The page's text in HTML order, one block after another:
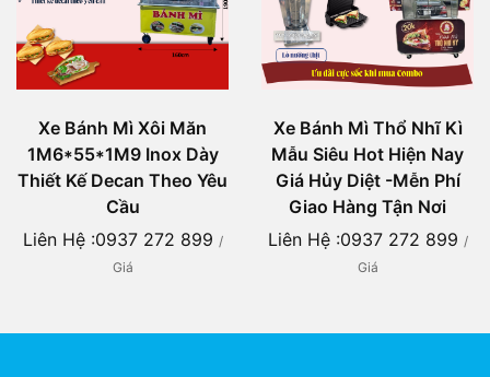
Xe Bánh Mì Xôi Măn
1M6*55*1M9 Inox Dày
Thiết Kế Decan Theo Yêu
Cầu
Liên Hệ :0937 272 899 /
Giá
Xe Bánh Mì Thổ Nhĩ Kì
Mẫu Siêu Hot Hiện Nay
Giá Hủy Diệt -Mễn Phí
Giao Hàng Tận Nơi
Liên Hệ :0937 272 899 /
Giá